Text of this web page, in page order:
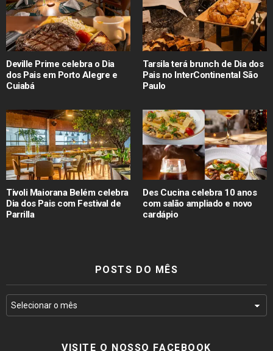
Deville Prime celebra o Dia
dos Pais em Porto Alegre e
Cuiabá
Tarsila terá brunch de Dia dos
Pais no InterContinental São
Paulo
Tivoli Maiorana Belém celebra
Dia dos Pais com Festival de
Parrilla
Des Cucina celebra 10 anos
com salão ampliado e novo
cardápio
POSTS DO MÊS
VISITE O NOSSO FACEBOOK